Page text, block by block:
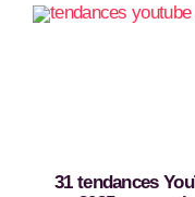
31 tendances